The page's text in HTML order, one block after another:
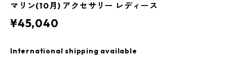
マリン(10月) アクセサリー レディース
¥45,040
International shipping available